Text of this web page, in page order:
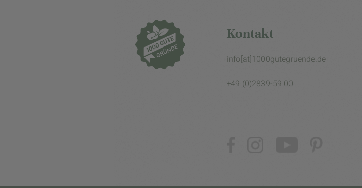
Kontakt
info[at]1000gutegruende.de
+49 (0)2839-59 00